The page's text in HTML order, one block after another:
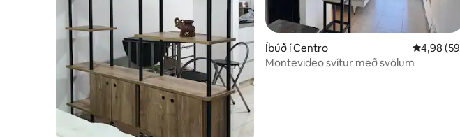
Íbúð í Centro 4,98 af 5
4,98
Montevideo svítur með svölum